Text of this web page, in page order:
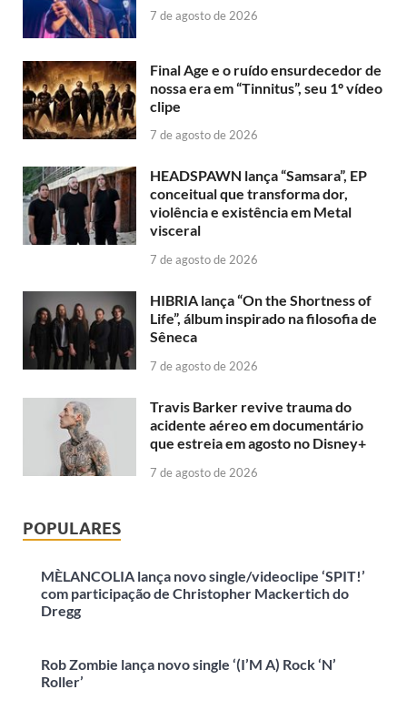
7 de agosto de 2026
Final Age e o ruído ensurdecedor de
nossa era em “Tinnitus”, seu 1º vídeo
clipe
7 de agosto de 2026
HEADSPAWN lança “Samsara”, EP
conceitual que transforma dor,
violência e existência em Metal
visceral
7 de agosto de 2026
HIBRIA lança “On the Shortness of
Life”, álbum inspirado na filosofia de
Sêneca
7 de agosto de 2026
Travis Barker revive trauma do
acidente aéreo em documentário
que estreia em agosto no Disney+
7 de agosto de 2026
POPULARES
MÈLANCOLIA lança novo single/videoclipe ‘SPIT!’
com participação de Christopher Mackertich do
Dregg
Rob Zombie lança novo single ‘(I’M A) Rock ‘N’
Roller’